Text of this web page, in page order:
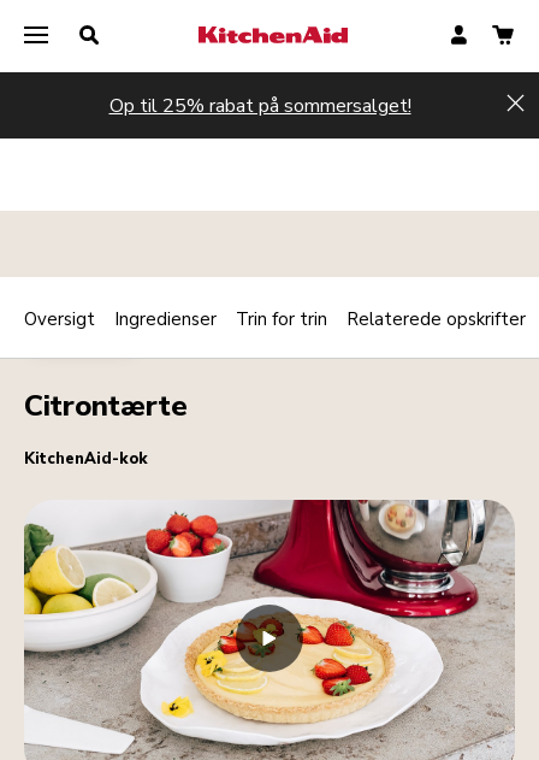
Op til 25% rabat på sommersalget!
DESSERTER Print
Citrontærte
KitchenAid-kok
Oversigt Ingredienser Trin for trin Relaterede opskrifter